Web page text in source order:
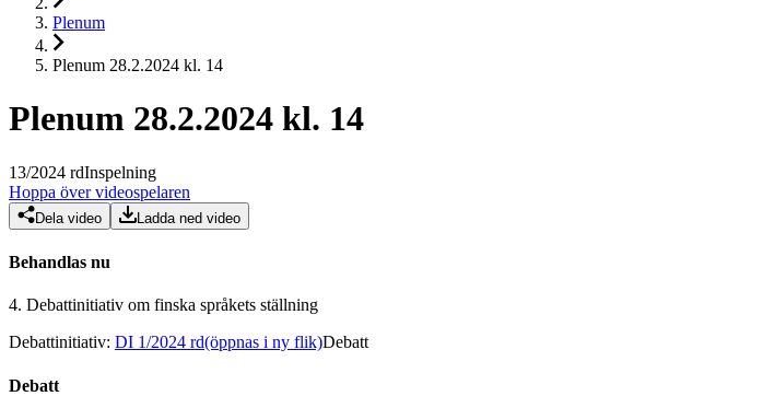
Plenum
Plenum 28.2.2024 kl. 14
Plenum 28.2.2024 kl. 14
13/2024 rdInspelning
Hoppa över videospelaren
Dela video Ladda ned video
Behandlas nu
4. Debattinitiativ om finska språkets ställning
Debattinitiativ: DI 1/2024 rd(öppnas i ny flik)Debatt
Debatt